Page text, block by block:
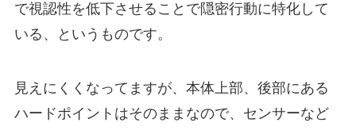
で視認性を低下させることで隠密行動に特化して
いる、というものです。
見えにくくなってますが、本体上部、後部にある
ハードポイントはそのままなので、センサーなど